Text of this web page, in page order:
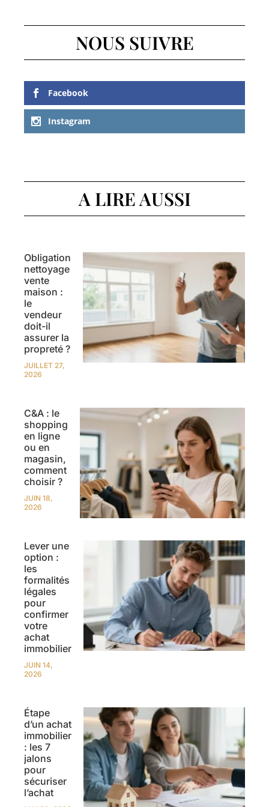
NOUS SUIVRE
Facebook
Instagram
A LIRE AUSSI
Obligation
nettoyage
vente
maison :
le
vendeur
doit-il
assurer la
propreté ?
JUILLET 27,
2026
C&A : le
shopping
en ligne
ou en
magasin,
comment
choisir ?
JUIN 18,
2026
Lever une
option :
les
formalités
légales
pour
confirmer
votre
achat
immobilier
JUIN 14,
2026
Étape
d’un achat
immobilier
: les 7
jalons
pour
sécuriser
l’achat